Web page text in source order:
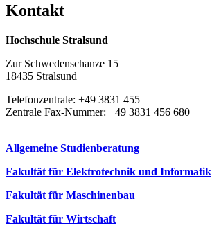
Kon­takt
Hochschule Stralsund
Zur Schwedenschanze 15
18435 Stralsund
Telefonzentrale: +49 3831 455
Zentrale Fax-Nummer: +49 3831 456 680
Allgemeine Studienberatung
Fakultät für Elektrotechnik und Informatik
Fakultät für Maschinenbau
Fakultät für Wirtschaft